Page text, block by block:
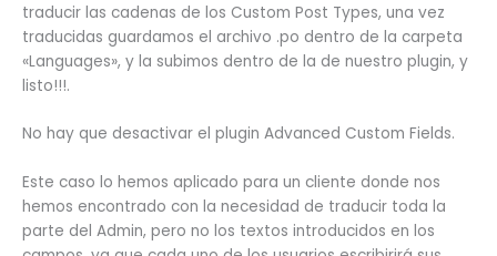
traducir las cadenas de los Custom Post Types, una vez
traducidas guardamos el archivo .po dentro de la carpeta
«Languages», y la subimos dentro de la de nuestro plugin, y
listo!!!.
No hay que desactivar el plugin Advanced Custom Fields.
Este caso lo hemos aplicado para un cliente donde nos
hemos encontrado con la necesidad de traducir toda la
parte del Admin, pero no los textos introducidos en los